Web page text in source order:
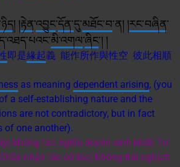
། །རྟེན་འབྱུང་དོན་དུ་མཐོང་བ་ན། །རང་བཞིན་
ྱེད་འཐད་པའང་མི་འགལ་ཞིང༌། །
即是緣起義 能作所作與性空 彼此相順
as meaning dependent arising, (you
of a self-establishing nature and the
are not contradictory, but in fact
of one another).
không tức nghĩa duyên sinh khởi| Tự
nhận tác sở tác| Không trái nghịch